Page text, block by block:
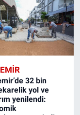
32 bin
yol ve
yenilendi: